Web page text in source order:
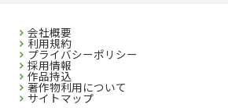
会社概要
利用規約
プライバシーポリシー
採用情報
作品持込
著作物利用について
サイトマップ